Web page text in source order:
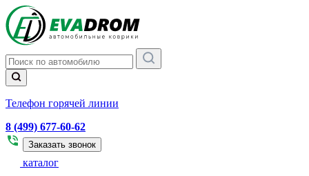
Телефон горячей линии
8 (499) 677-60-62
Заказать звонок
каталог